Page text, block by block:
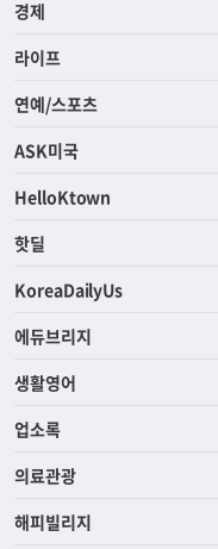
경제
라이프
연예/스포츠
ASK미국
HelloKtown
핫딜
KoreaDailyUs
에듀브리지
생활영어
업소록
의료관광
해피빌리지